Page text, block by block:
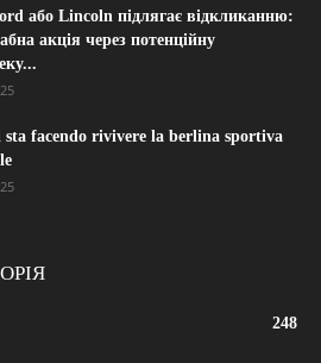
або Lincoln підлягає відкликанню:
акція через потенційну
facendo rivivere la berlina sportiva
248